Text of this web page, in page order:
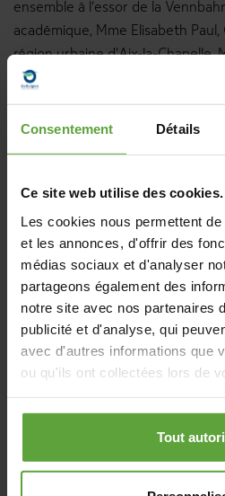
Consentement Détails
Ce site web utilise des cookies.
Les cookies nous permettent
et les annonces, d'offrir des
médias sociaux et d'analyser
partageons également des
notre site avec nos partenaires
publicité et d'analyse, qui
avec d'autres informations que
ou qu'ils ont collectées lors de
Pour plus d’informations,
politique de confidentialité
Tout
ensemble à l’essor de la
académique, Mme Elisabeth
région urbaine d'Aix-la-Chapelle,
Représentante du Ministre
Mme Isabelle Weykmans,
Communauté germanophone de
d'intention signée conjointement,
poursuivre encore à l’avenir leur
la qualité de la Vennbahn et la
développement.
« De nombreux défis liés à la
numérique s’annoncent
essentiel de s’engager
étroite et amicale par-delà les
prospérité et l'image de notre
européenne », concluent-elles.